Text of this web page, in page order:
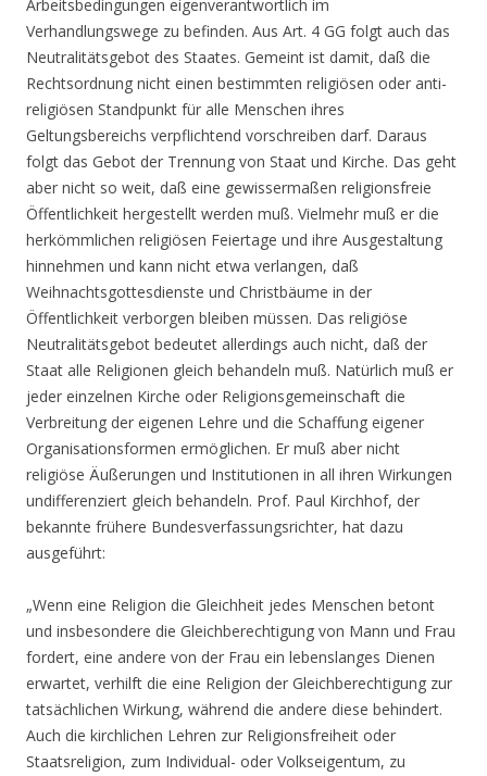
Arbeitsbedingungen eigenverantwortlich im
Verhandlungswege zu befinden. Aus Art. 4 GG folgt auch das
Neutralitätsgebot des Staates. Gemeint ist damit, daß die
Rechtsordnung nicht einen bestimmten religiösen oder anti-
religiösen Standpunkt für alle Menschen ihres
Geltungsbereichs verpflichtend vorschreiben darf. Daraus
folgt das Gebot der Trennung von Staat und Kirche. Das geht
aber nicht so weit, daß eine gewissermaßen religionsfreie
Öffentlichkeit hergestellt werden muß. Vielmehr muß er die
herkömmlichen religiösen Feiertage und ihre Ausgestaltung
hinnehmen und kann nicht etwa verlangen, daß
Weihnachtsgottesdienste und Christbäume in der
Öffentlichkeit verborgen bleiben müssen. Das religiöse
Neutralitätsgebot bedeutet allerdings auch nicht, daß der
Staat alle Religionen gleich behandeln muß. Natürlich muß er
jeder einzelnen Kirche oder Religionsgemeinschaft die
Verbreitung der eigenen Lehre und die Schaffung eigener
Organisationsformen ermöglichen. Er muß aber nicht
religiöse Äußerungen und Institutionen in all ihren Wirkungen
undifferenziert gleich behandeln. Prof. Paul Kirchhof, der
bekannte frühere Bundesverfassungsrichter, hat dazu
ausgeführt:
„Wenn eine Religion die Gleichheit jedes Menschen betont
und insbesondere die Gleichberechtigung von Mann und Frau
fordert, eine andere von der Frau ein lebenslanges Dienen
erwartet, verhilft die eine Religion der Gleichberechtigung zur
tatsächlichen Wirkung, während die andere diese behindert.
Auch die kirchlichen Lehren zur Religionsfreiheit oder
Staatsreligion, zum Individual- oder Volkseigentum, zu